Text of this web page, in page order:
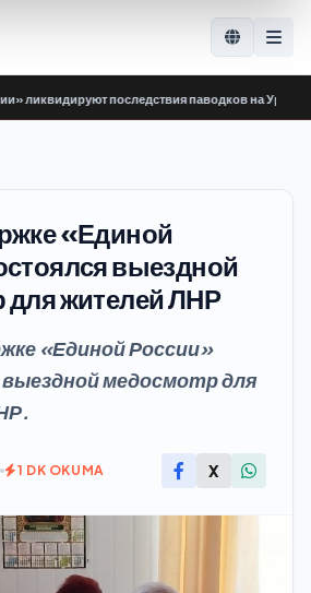
последствия паводков на Урале и
«Единой
выездной
для жителей ЛНР
«Единой России»
медосмотр для
1 DK OKUMA X